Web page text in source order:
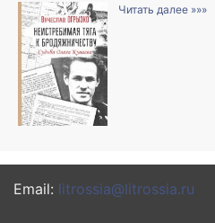
Читать далее »»»
Email: litrossia@litrossia.ru